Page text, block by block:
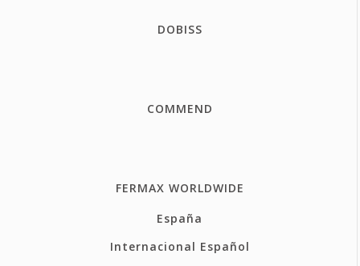
DOBISS
COMMEND
FERMAX WORLDWIDE
España
Internacional Español